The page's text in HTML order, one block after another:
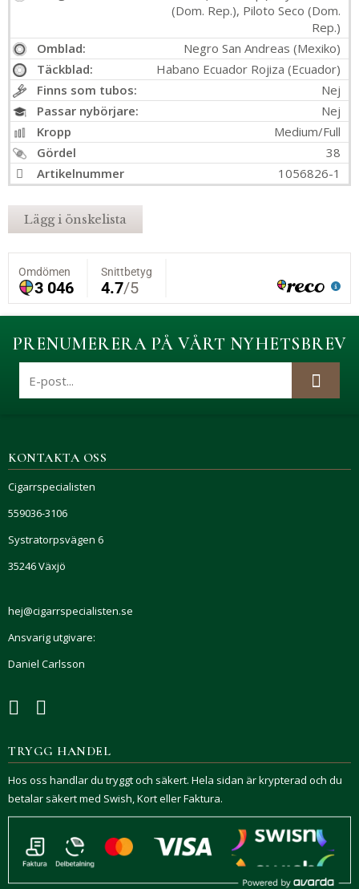
(Dom. Rep.), Piloto Seco (Dom.
Rep.)
Omblad:
Negro San Andreas (Mexiko)
Täckblad:
Habano Ecuador Rojiza (Ecuador)
Finns som tubos:
Nej
Passar nybörjare:
Nej
Kropp
Medium/Full
Gördel
38
Artikelnummer
1056826-1
Lägg i önskelista
PRENUMERERA PÅ VÅRT NYHETSBREV
KONTAKTA OSS
Cigarrspecialisten
559036-3106
Systratorpsvägen 6
35246 Växjö
hej@cigarrspecialisten.se
Ansvarig utgivare:
Daniel Carlsson
TRYGG HANDEL
Hos oss handlar du tryggt och säkert. Hela sidan är krypterad och du
betalar säkert med Swish, Kort eller Faktura.